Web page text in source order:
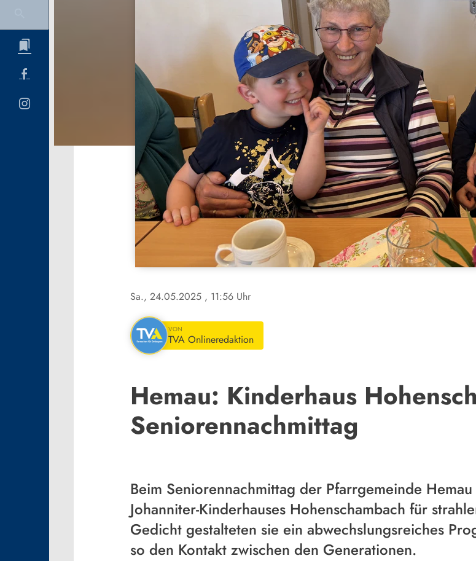
Sa., 24.05.2025 , 11:56 Uhr
VON
TVA Onlineredaktion
Hemau: Kinderhaus
Seniorennachmittag
Beim Seniorennachmittag der Pfarrgemeinde
Johanniter-Kinderhauses Hohenschambach für
Gedicht gestalteten sie ein abwechslungsreiches
so den Kontakt zwischen den Generationen.